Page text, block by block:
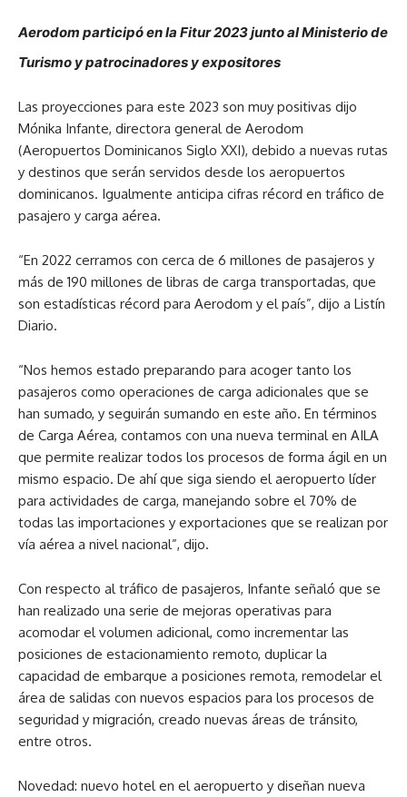
Aerodom participó en la Fitur 2023 junto al Ministerio de
Turismo y patrocinadores y expositores
Las proyecciones para este 2023 son muy positivas dijo
Mónika Infante, directora general de Aerodom
(Aeropuertos Dominicanos Siglo XXI), debido a nuevas rutas
y destinos que serán servidos desde los aeropuertos
dominicanos. Igualmente anticipa cifras récord en tráfico de
pasajero y carga aérea.
“En 2022 cerramos con cerca de 6 millones de pasajeros y
más de 190 millones de libras de carga transportadas, que
son estadísticas récord para Aerodom y el país”, dijo a Listín
Diario.
“Nos hemos estado preparando para acoger tanto los
pasajeros como operaciones de carga adicionales que se
han sumado, y seguirán sumando en este año. En términos
de Carga Aérea, contamos con una nueva terminal en AILA
que permite realizar todos los procesos de forma ágil en un
mismo espacio. De ahí que siga siendo el aeropuerto líder
para actividades de carga, manejando sobre el 70% de
todas las importaciones y exportaciones que se realizan por
vía aérea a nivel nacional”, dijo.
Con respecto al tráfico de pasajeros, Infante señaló que se
han realizado una serie de mejoras operativas para
acomodar el volumen adicional, como incrementar las
posiciones de estacionamiento remoto, duplicar la
capacidad de embarque a posiciones remota, remodelar el
área de salidas con nuevos espacios para los procesos de
seguridad y migración, creado nuevas áreas de tránsito,
entre otros.
Novedad: nuevo hotel en el aeropuerto y diseñan nueva